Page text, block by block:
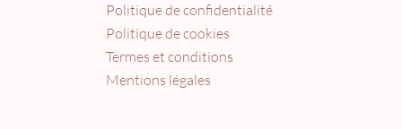
Politique de confidentialité
Politique de cookies
Termes et conditions
Mentions légales